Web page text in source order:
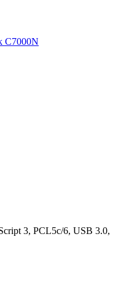
C7000N
3, PCL5c/6, USB 3.0,